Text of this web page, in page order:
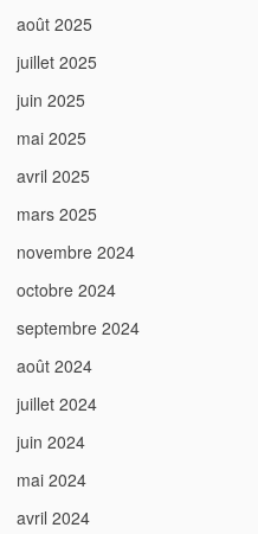
août 2025
juillet 2025
juin 2025
mai 2025
avril 2025
mars 2025
novembre 2024
octobre 2024
septembre 2024
août 2024
juillet 2024
juin 2024
mai 2024
avril 2024